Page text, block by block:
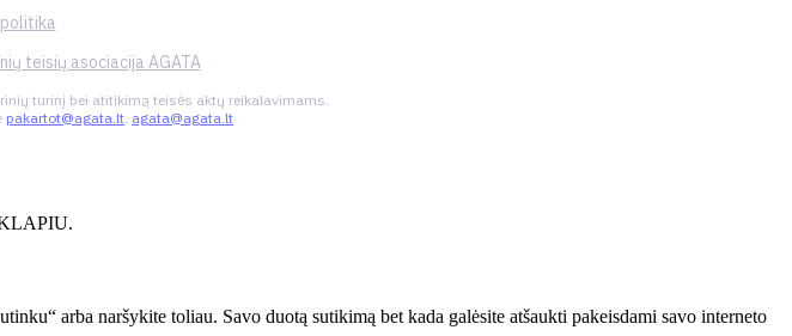
teisių asociacija AGATA
turinį bei atitikimą teisės aktų reikalavimams.
pakartot@agata.lt agata@agata.lt
arba naršykite toliau. Savo duotą sutikimą bet kada galėsite atšaukti pakeisdami savo interneto